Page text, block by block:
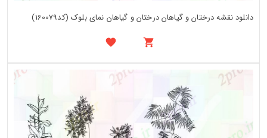
دانلود نقشه درختان و گیاهان درختان و گیاهان نمای بلوک (کد160079)